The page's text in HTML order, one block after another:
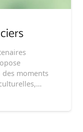
moments